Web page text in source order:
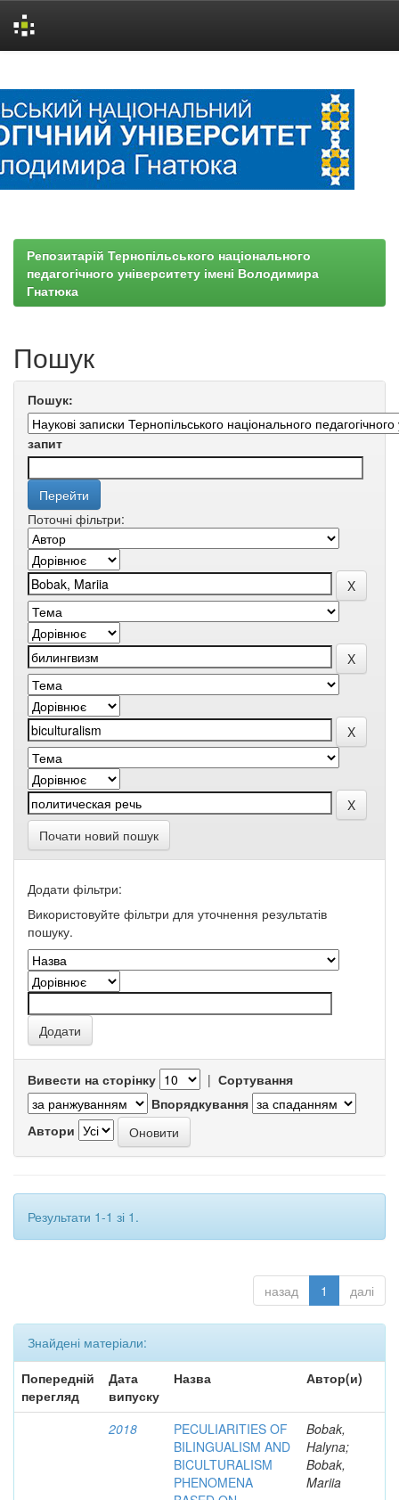
Репозитарій Тернопільського національного
педагогічного університету імені Володимира
Гнатюка
Пошук
Пошук:
запит
Поточні фільтри:
Почати новий пошук
Додати фільтри:
Використовуйте фільтри для уточнення результатів
пошуку.
Вивести на сторінку | Сортування
Впорядкування
Автори
Результати 1-1 зі 1.
назад 1 далі
Знайдені матеріали:
Попередній
перегляд
Дата
випуску
Назва Автор(и)
2018
PECULIARITIES OF
BILINGUALISM AND
BICULTURALISM
PHENOMENA
Bobak,
Halyna;
Bobak,
Mariia